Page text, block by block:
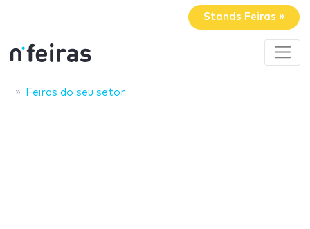
Stands Feiras »
Feiras do seu setor